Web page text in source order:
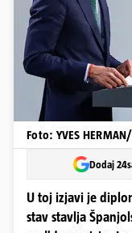
Foto: YVES HERMAN/
Dodaj
U toj izjavi je
stav stavlja